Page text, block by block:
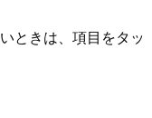
ときは、項目をタッ